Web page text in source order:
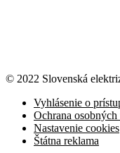
© 2022 Slovenská
Vyhlásenie o
Ochrana
Nastavenie cookies
Štátna reklama